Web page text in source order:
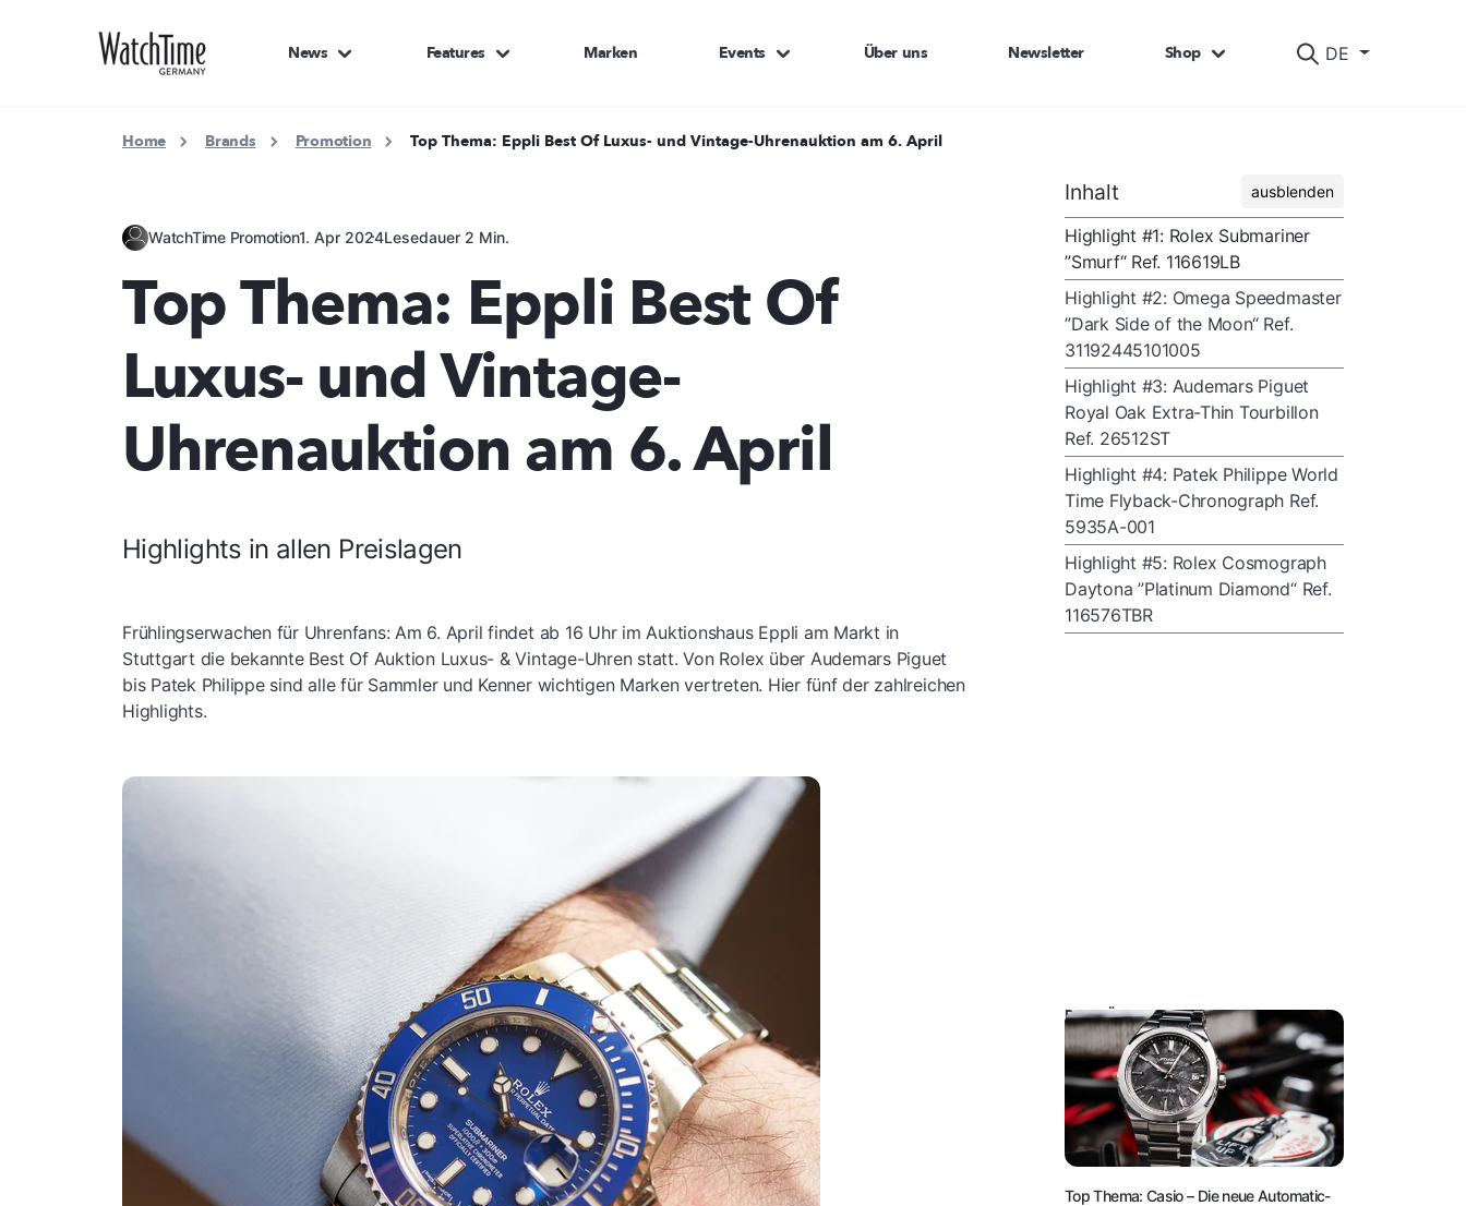
DE
News Features Marken Events Über uns Newsletter Shop
Home Brands Promotion Top Thema: Eppli Best Of Luxus- und Vintage-Uhrenauktion am 6. April
WatchTime Promotion1. Apr 2024Lesedauer 2 Min.
Top Thema: Eppli Best Of
Luxus- und Vintage-
Uhrenauktion am 6. April
Highlights in allen Preislagen
Frühlingserwachen für Uhrenfans: Am 6. April findet ab 16 Uhr im Auktionshaus Eppli am Markt in
Stuttgart die bekannte Best Of Auktion Luxus- & Vintage-Uhren statt. Von Rolex über Audemars Piguet
bis Patek Philippe sind alle für Sammler und Kenner wichtigen Marken vertreten. Hier fünf der zahlreichen
Highlights.
Inhalt ausblenden
Highlight #1: Rolex Submariner
”Smurf“ Ref. 116619LB
Highlight #2: Omega Speedmaster
”Dark Side of the Moon“ Ref.
31192445101005
Highlight #3: Audemars Piguet
Royal Oak Extra-Thin Tourbillon
Ref. 26512ST
Highlight #4: Patek Philippe World
Time Flyback-Chronograph Ref.
5935A-001
Highlight #5: Rolex Cosmograph
Daytona ”Platinum Diamond“ Ref.
116576TBR
DAS KÖNNTE SIE AUCH INTERESSIEREN:
Top Thema: Casio – Die neue Automatic-